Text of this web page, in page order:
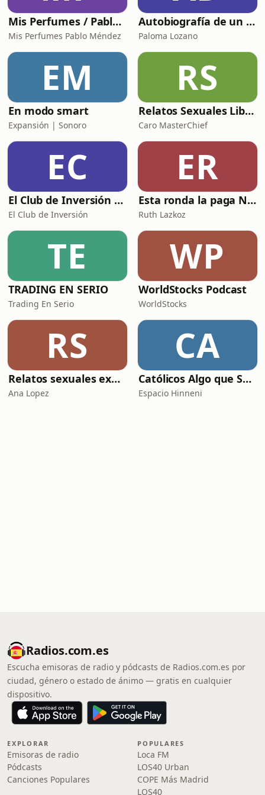
Mis Perfumes / Pablo Méndez
Mis Perfumes Pablo Méndez
Autobiografía de un Yogui con sitar
Paloma Lozano
EM
En modo smart
Expansión | Sonoro
RS
Relatos Sexuales Liberales
Caro MasterChief
EC
El Club de Inversión podcast
El Club de Inversión
ER
Esta ronda la paga Newton
Ruth Lazkoz
TE
TRADING EN SERIO
Trading En Serio
WP
WorldStocks Podcast
WorldStocks
RS
Relatos sexuales explícitos
Ana Lopez
CA
Católicos Algo que Saber
Espacio Hinneni
Radios.com.es
Escucha emisoras de radio y pódcasts de Radios.com.es por
ciudad, género o estado de ánimo — gratis en cualquier
dispositivo.
EXPLORAR
Emisoras de radio
Pódcasts
Canciones Populares
POPULARES
Loca FM
LOS40 Urban
COPE Más Madrid
LOS40